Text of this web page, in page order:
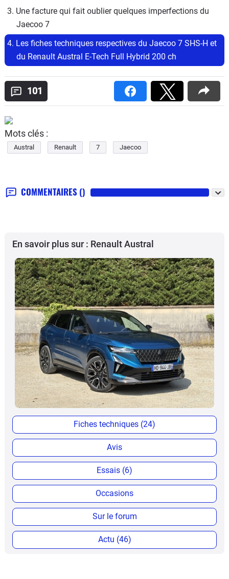
3. Une facture qui fait oublier quelques imperfections du
Jaecoo 7
4. Les fiches techniques respectives du Jaecoo 7 SHS-H et
du Renault Austral E-Tech Full Hybrid 200 ch
101
Mots clés :
Austral Renault 7 Jaecoo
COMMENTAIRES ()
En savoir plus sur : Renault Austral
Fiches techniques (24)
Avis
Essais (6)
Occasions
Sur le forum
Actu (46)